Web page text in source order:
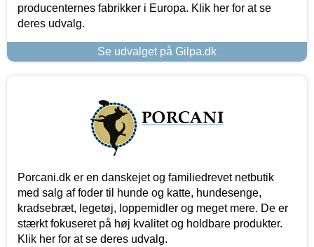
producenternes fabrikker i Europa. Klik her for at se
deres udvalg.
Se udvalget på Gilpa.dk
Porcani.dk er en danskejet og familiedrevet netbutik
med salg af foder til hunde og katte, hundesenge,
kradsebræt, legetøj, loppemidler og meget mere. De er
stærkt fokuseret på høj kvalitet og holdbare produkter.
Klik her for at se deres udvalg.